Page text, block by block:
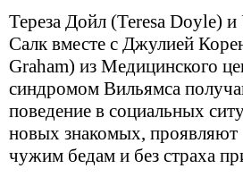
Тереза Дойл (Teresa Doyle)
Салк вместе с Джулией
Graham) из Медицинского
синдромом Вильямса
поведение в социальных
новых знакомых, проявляют
чужим бедам и без страха